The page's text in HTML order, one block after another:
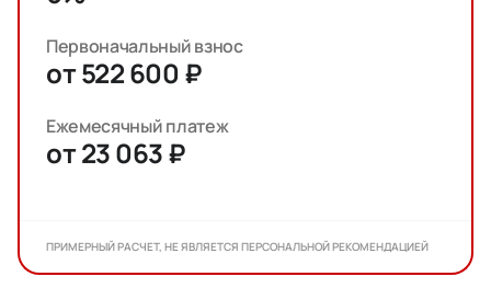
Первоначальный взнос
от 522 600 ₽
Ежемесячный платеж
от 23 063 ₽
ПРИМЕРНЫЙ РАСЧЕТ, НЕ ЯВЛЯЕТСЯ ПЕРСОНАЛЬНОЙ РЕКОМЕНДАЦИЕЙ